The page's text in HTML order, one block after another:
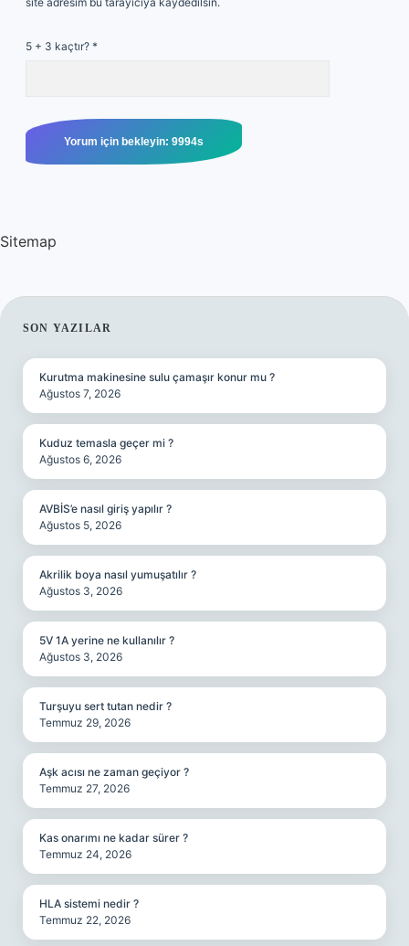
5 + 3 kaçtır? *
Sitemap
SIDEBAR
SON YAZILAR
Kurutma makinesine sulu çamaşır konur mu ?
Ağustos 7, 2026
Kuduz temasla geçer mi ?
Ağustos 6, 2026
AVBİS’e nasıl giriş yapılır ?
Ağustos 5, 2026
Akrilik boya nasıl yumuşatılır ?
Ağustos 3, 2026
5V 1A yerine ne kullanılır ?
Ağustos 3, 2026
Turşuyu sert tutan nedir ?
Temmuz 29, 2026
Aşk acısı ne zaman geçiyor ?
Temmuz 27, 2026
Kas onarımı ne kadar sürer ?
Temmuz 24, 2026
HLA sistemi nedir ?
Temmuz 22, 2026